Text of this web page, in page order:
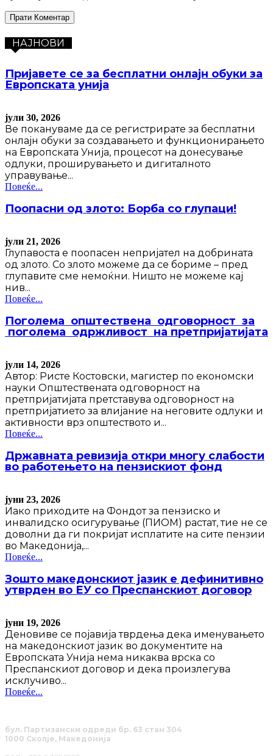
НАЈНОВИ
Пријавете се за бесплатни онлајн обуки за
Европската унија
јули 30, 2026
Ве покануваме да се регистрирате за бесплатни
онлајн обуки за создавањето и функционирањето
на Европската Унија, процесот на донесување
одлуки, проширувањето и дигиталното
управување...
Повеќе...
Поопасни од злото: Борба со глупаци!
јули 21, 2026
Глупавоста е поопасен непријател на добрината
од злото. Со злото можеме да се бориме – пред
глупавите сме немоќни. Ништо не можеме кај
нив...
Повеќе...
Поголема општествена одговорност за
поголема одржливост на претпријатијата
јули 14, 2026
Автор: Ристе Костовски, магистер по економски
науки Општествената одговорност на
претпријатијата претставува одговорност на
претпријатието за влијание на неговите одлуки и
активности врз општеството и...
Повеќе...
Државната ревизија откри многу слабости
во работењето на пензискиот фонд
јуни 23, 2026
Иако приходите на Фондот за пензиско и
инвалидско осигурување (ПИОМ) растат, тие не се
доволни да ги покријат исплатите на сите пензии
во Македонија,...
Повеќе...
Зошто македонскиот јазик е дефинитивно
утврден во ЕУ со Преспанскиот договор
јуни 19, 2026
Деновиве се појавија тврдења дека именувањето
на македонскиот јазик во документите на
Европската Унија нема никаква врска со
Преспанскиот договор и дека произлегува
исклучиво...
Повеќе...
бул. Партизански одреди бр. 63 стан 304
1000 Скопје, Македонија